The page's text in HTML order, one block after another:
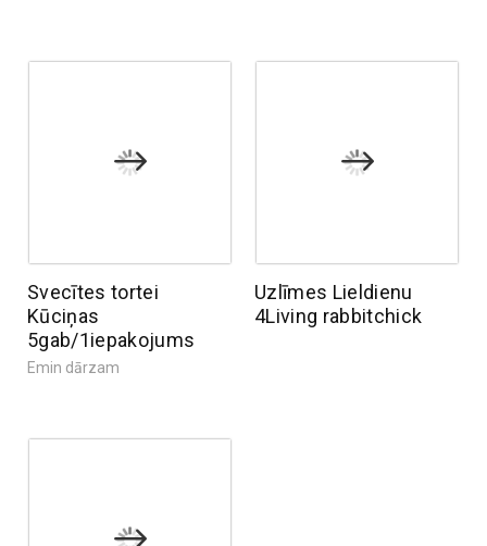
Svecītes tortei
Kūciņas
5gab/1iepakojums
Emin dārzam
Uzlīmes Lieldienu
4Living rabbitchick